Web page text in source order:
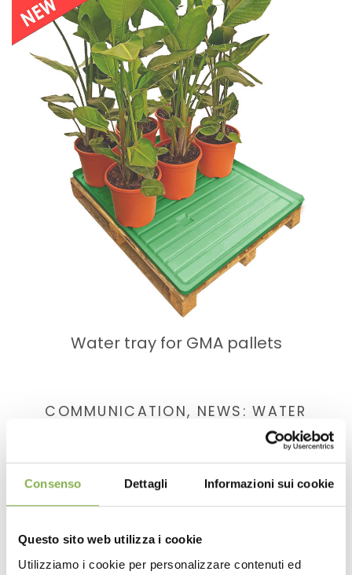
Consenso Dettagli Informazioni sui cookie
Questo sito web utilizza i cookie
Utilizziamo i cookie per personalizzare contenuti ed
Water tray for GMA pallets
COMMUNICATION, NEWS: WATER